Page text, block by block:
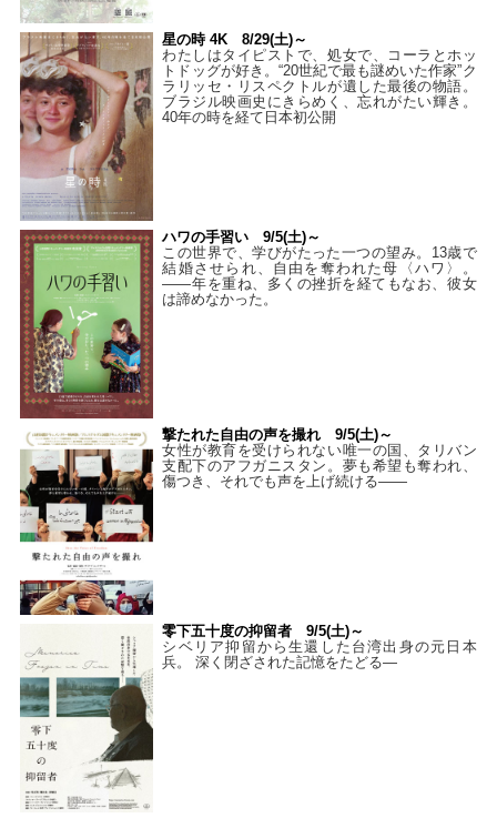
星の時 4K 8/29(土)～
わたしはタイピストで、処⼥で、コーラとホッ
トドッグが好き。“20世紀で最も謎めいた作家”ク
ラリッセ・リスペクトルが遺した最後の物語。
ブラジル映画史にきらめく、忘れがたい輝き。
40年の時を経て⽇本初公開
ハワの手習い 9/5(土)～
この世界で、学びがたった一つの望み。13歳で
結婚させられ、自由を奪われた母〈ハワ〉。
——年を重ね、多くの挫折を経てもなお、彼女
は諦めなかった。
撃たれた自由の声を撮れ 9/5(土)～
女性が教育を受けられない唯一の国、タリバン
支配下のアフガニスタン。夢も希望も奪われ、
傷つき、それでも声を上げ続ける——
零下五十度の抑留者 9/5(土)～
シベリア抑留から生還した台湾出身の元日本
兵。 深く閉ざされた記憶をたどる—